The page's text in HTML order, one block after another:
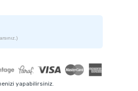
yapabilirsiniz.